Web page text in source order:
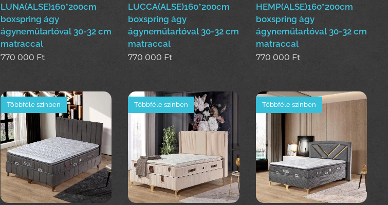
LUNA(ALSE)160*200cm
boxspring ágy
ágyneműtartóval 30-32 cm
matraccal
770 000 Ft
LUCCA(ALSE)160*200cm
boxspring ágy
ágyneműtartóval 30-32 cm
matraccal
770 000 Ft
HEMP(ALSE)160*200cm
boxspring ágy
ágyneműtartóval 30-32 cm
matraccal
770 000 Ft
Többféle színben Többféle színben Többféle színben